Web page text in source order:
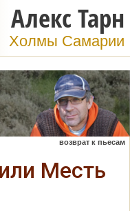
Алекс Тарн
Холмы Самарии
возврат к пьесам
Месть